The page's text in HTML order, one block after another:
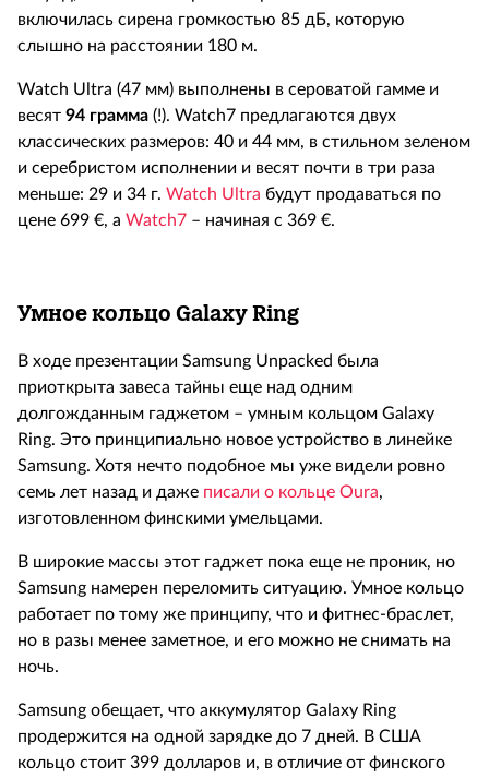
включилась сирена громкостью 85 дБ, которую
слышно на расстоянии 180 м.
Watch Ultra (47 мм) выполнены в сероватой гамме и
весят 94 грамма (!). Watch7 предлагаются двух
классических размеров: 40 и 44 мм, в стильном зеленом
и серебристом исполнении и весят почти в три раза
меньше: 29 и 34 г. Watch Ultra будут продаваться по
цене 699 €, а Watch7 – начиная с 369 €.
Умное кольцо GalaxyRing
В ходе презентации Samsung Unpacked была
приоткрыта завеса тайны еще над одним
долгожданным гаджетом – умным кольцом Galaxy
Ring. Это принципиально новое устройство в линейке
Samsung. Хотя нечто подобное мы уже видели ровно
семь лет назад и даже писали о кольце Oura,
изготовленном финскими умельцами.
В широкие массы этот гаджет пока еще не проник, но
Samsung намерен переломить ситуацию. Умное кольцо
работает по тому же принципу, что и фитнес-браслет,
но в разы менее заметное, и его можно не снимать на
ночь.
Samsung обещает, что аккумулятор Galaxy Ring
продержится на одной зарядке до 7 дней. В США
кольцо стоит 399 долларов и, в отличие от финского